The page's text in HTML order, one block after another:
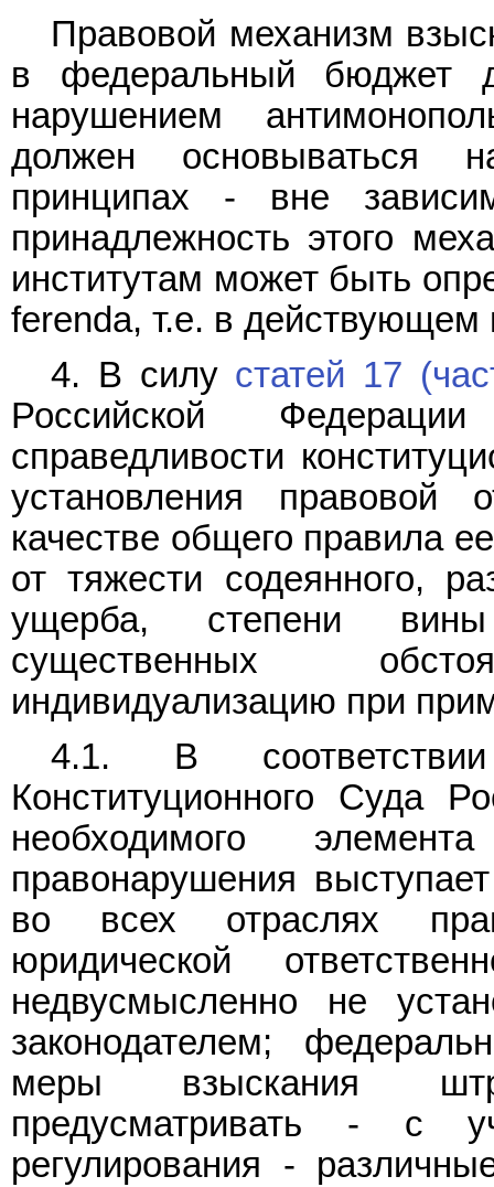
Правовой механизм
в федеральный бюджет
нарушением
должен основываться
принципах - вне
принадлежность этого
институтам может быть
ferenda, т.е. в
4. В силу статей 17
Российской
справедливости
установления правовой
качестве общего правила
от тяжести содеянного,
ущерба, степени
существенных
индивидуализацию при
4.1. В
Конституционного Суда
необходимого
правонарушения
во всех отраслях
юридической
недвусмысленно не
законодателем;
меры взыскания
предусматривать - с
регулирования -